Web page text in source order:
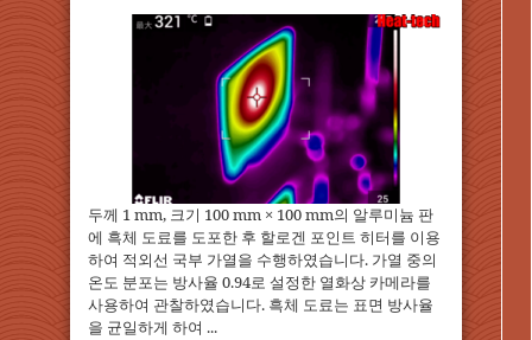
두께 1 mm, 크기 100 mm × 100 mm의 알루미늄 판
에 흑체 도료를 도포한 후 할로겐 포인트 히터를 이용
하여 적외선 국부 가열을 수행하였습니다. 가열 중의
온도 분포는 방사율 0.94로 설정한 열화상 카메라를
사용하여 관찰하였습니다. 흑체 도료는 표면 방사율
을 균일하게 하여 ...